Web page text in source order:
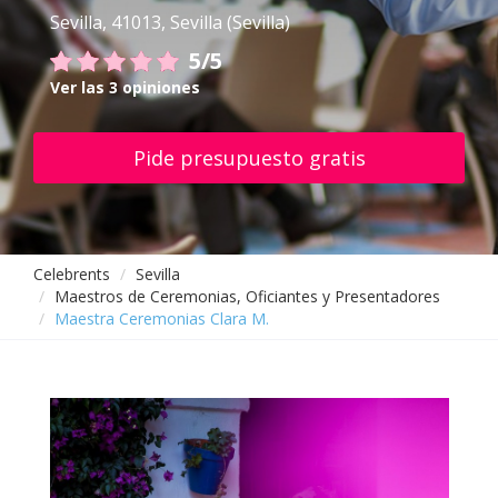
Sevilla, 41013, Sevilla (Sevilla)
5/5
Ver las 3 opiniones
Pide presupuesto gratis
Celebrents
Sevilla
Maestros de Ceremonias, Oficiantes y Presentadores
Maestra Ceremonias Clara M.